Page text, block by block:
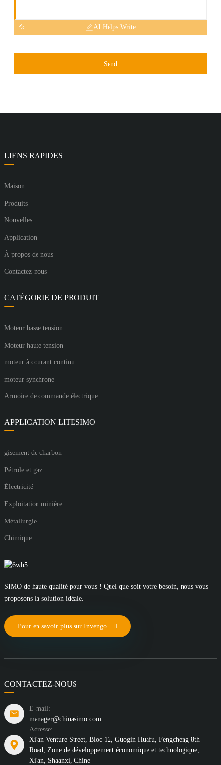
AI Helps Write
Send
LIENS RAPIDES
Maison
Produits
Nouvelles
Application
À propos de nous
Contactez-nous
CATÉGORIE DE PRODUIT
Moteur basse tension
Moteur haute tension
moteur à courant continu
moteur synchrone
Armoire de commande électrique
APPLICATION LITESIMO
gisement de charbon
Pétrole et gaz
Électricité
Exploitation minière
Métallurgie
Chimique
SIMO de haute qualité pour vous ! Quel que soit votre besoin, nous vous
proposons la solution idéale.
Pour en savoir plus sur Invengo
CONTACTEZ-NOUS
E-mail:
manager@chinasimo.com
Adresse:
Xi'an Venture Street, Bloc 12, Guogin Huafu, Fengcheng 8th
Road, Zone de développement économique et technologique,
Xi'an, Shaanxi, Chine